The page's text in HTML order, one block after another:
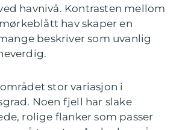
havnivå. Kontrasten mellom
hav skaper en
beskriver som uvanlig
stor variasjon i
Noen fjell har slake
rolige flanker som passer